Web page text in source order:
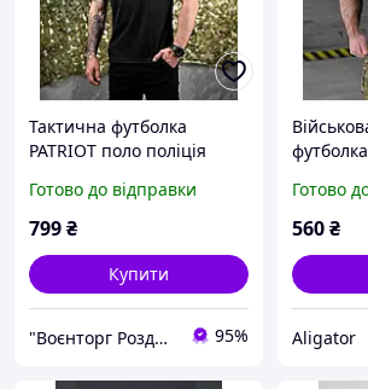
Тактична футболка
PATRIOT поло поліція
Готово до відправки
799₴
Купити
"Воєнторг Роздріб/Опт": На варті вашої безпеки! 95%
Готово
560₴
Aligator